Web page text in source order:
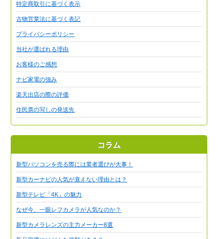
特定商取引に基づく表示
古物営業法に基づく表記
プライバシーポリシー
当社が選ばれる理由
お客様のご感想
ナビ家電の強み
楽天出店の際の評価
住民票の写しの発送先
コラム
新型パソコンを売る際には業者選びが大事！
新型カーナビの人気が衰えない理由とは？
新型テレビ「4K」の魅力
なぜ今、一眼レフカメラが人気なのか？
新型カメラレンズの主力メーカー8選